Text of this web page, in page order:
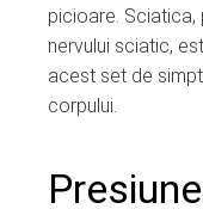
picioare.
nervului sciatic,
acest set de
corpului.